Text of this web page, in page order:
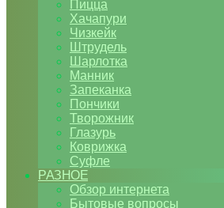
Пицца
Хачапури
Чизкейк
Штрудель
Шарлотка
Манник
Запеканка
Пончики
Творожник
Глазурь
Коврижка
Суфле
РАЗНОЕ
Обзор интернета
Бытовые вопросы